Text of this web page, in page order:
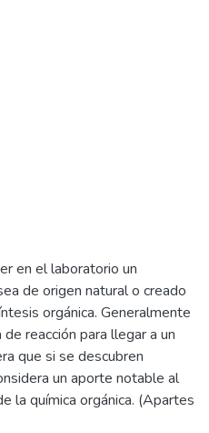
en el laboratorio un
de origen natural o creado
orgánica. Generalmente
reacción para llegar a un
que si se descubren
un aporte notable al
la química orgánica. (Apartes